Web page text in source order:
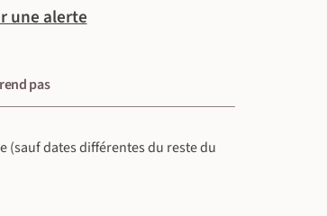
une alerte
pas
(sauf dates différentes du reste du